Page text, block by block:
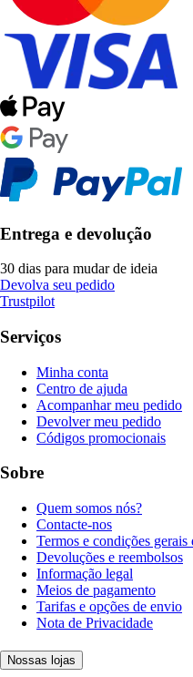
Entrega e devolução
30 dias para mudar de ideia
Devolva seu pedido
Trustpilot
Serviços
Minha conta
Centro de ajuda
Acompanhar meu pedido
Devolver meu pedido
Códigos promocionais
Sobre
Quem somos nós?
Contacte-nos
Termos e condições gerais
Devoluções e reembolsos
Informação legal
Meios de pagamento
Tarifas e opções de envio
Nota de Privacidade
Nossas lojas